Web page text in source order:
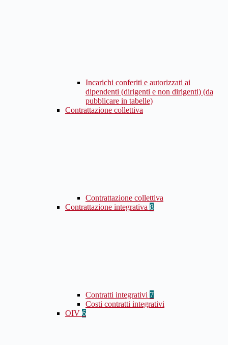
Incarichi conferiti e autorizzati ai
dipendenti (dirigenti e non dirigenti) (da
pubblicare in tabelle)
Contrattazione collettiva
Contrattazione collettiva
Contrattazione integrativa 8
Contratti integrativi 7
Costi contratti integrativi
OIV 6